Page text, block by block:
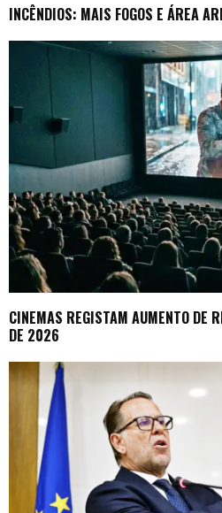
INCÊNDIOS: MAIS FOGOS E ÁREA
CINEMAS REGISTAM AUMENTO DE
DE 2026